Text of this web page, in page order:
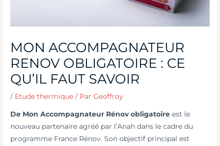
MON ACCOMPAGNATEUR
RENOV OBLIGATOIRE : CE
QU’IL FAUT SAVOIR
/ Etude thermique / ParGeoffroy
De Mon Accompagnateur Rénov obligatoire est le
nouveau partenaire agréé par l’Anah dans le cadre du
programme France Rénov. Son objectif principal est